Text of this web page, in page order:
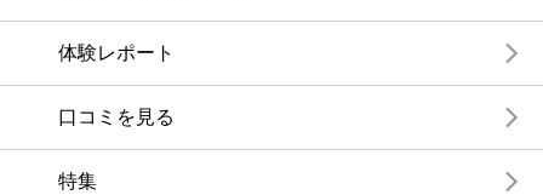
体験レポート
口コミを見る
特集